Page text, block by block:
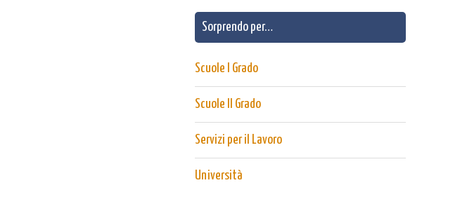
Sorprendo per…
Scuole I Grado
Scuole II Grado
Servizi per il Lavoro
Università